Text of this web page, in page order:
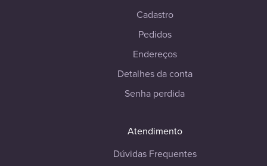
Cadastro
Pedidos
Endereços
Detalhes da conta
Senha perdida
Atendimento
Dúvidas Frequentes